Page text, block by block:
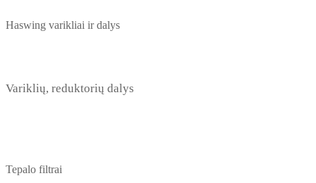
Haswing varikliai ir dalys
Variklių, reduktorių dalys
Tepalo filtrai